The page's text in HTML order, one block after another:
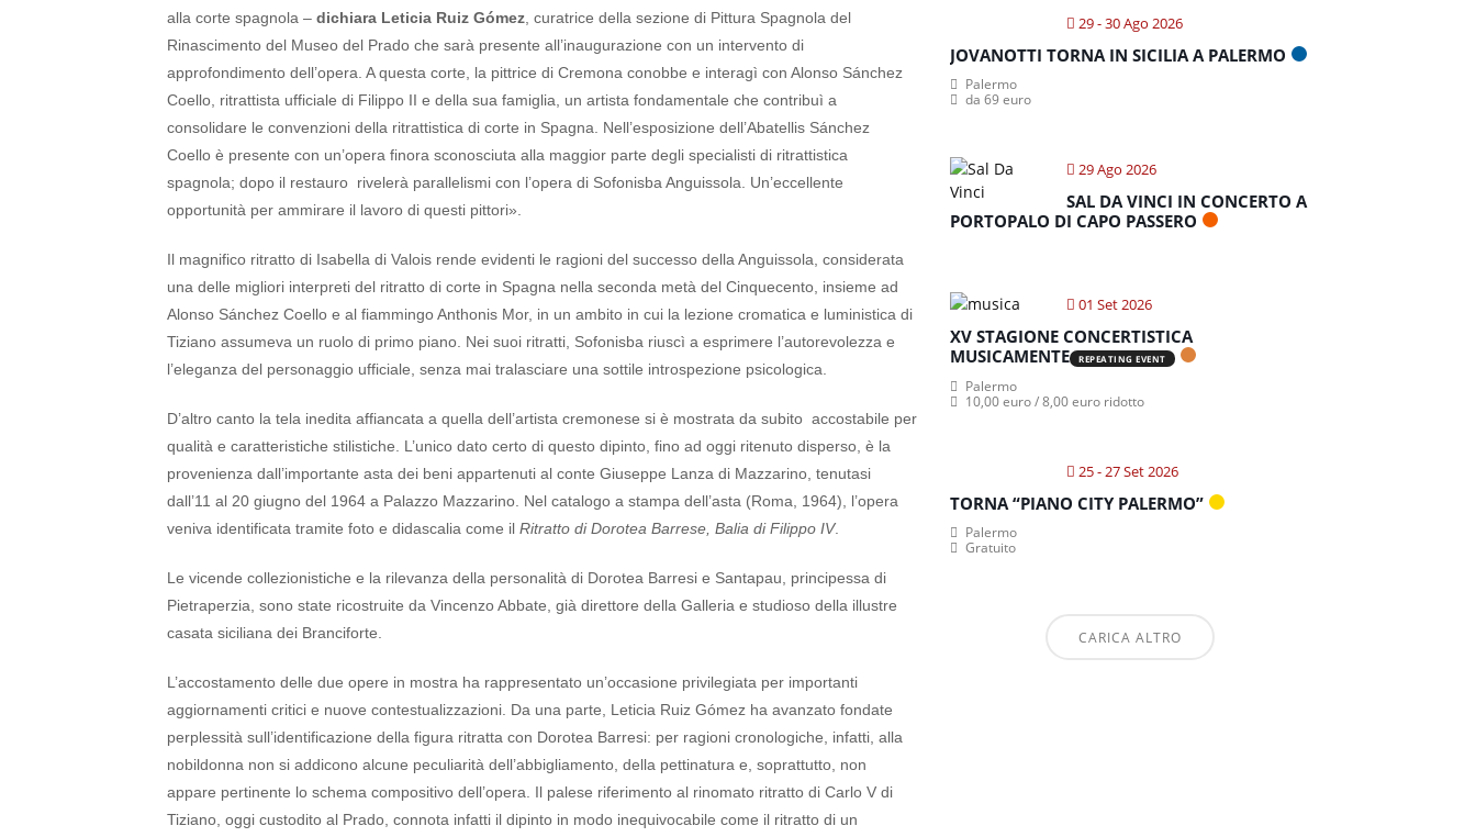
alla corte spagnola – dichiara Leticia Ruiz Gómez , curatrice della sezione di Pittura Spagnola del
Rinascimento del Museo del Prado che sarà presente all’inaugurazione con un intervento di
approfondimento dell’opera. A questa corte, la pittrice di Cremona conobbe e interagì con Alonso Sánchez
Coello, ritrattista ufficiale di Filippo II e della sua famiglia, un artista fondamentale che contribuì a
consolidare le convenzioni della ritrattistica di corte in Spagna. Nell’esposizione dell’Abatellis Sánchez
Coello è presente con un’opera finora sconosciuta alla maggior parte degli specialisti di ritrattistica
spagnola; dopo il restauro rivelerà parallelismi con l’opera di Sofonisba Anguissola. Un’eccellente
opportunità per ammirare il lavoro di questi pittori».
Il magnifico ritratto di Isabella di Valois rende evidenti le ragioni del successo della Anguissola, considerata
una delle migliori interpreti del ritratto di corte in Spagna nella seconda metà del Cinquecento, insieme ad
Alonso Sánchez Coello e al fiammingo Anthonis Mor, in un ambito in cui la lezione cromatica e luministica di
Tiziano assumeva un ruolo di primo piano. Nei suoi ritratti, Sofonisba riuscì a esprimere l’autorevolezza e
l’eleganza del personaggio ufficiale, senza mai tralasciare una sottile introspezione psicologica.
D’altro canto la tela inedita affiancata a quella dell’artista cremonese si è mostrata da subito accostabile per
qualità e caratteristiche stilistiche. L’unico dato certo di questo dipinto, fino ad oggi ritenuto disperso, è la
provenienza dall’importante asta dei beni appartenuti al conte Giuseppe Lanza di Mazzarino, tenutasi
dall’11 al 20 giugno del 1964 a Palazzo Mazzarino. Nel catalogo a stampa dell’asta (Roma, 1964), l’opera
veniva identificata tramite foto e didascalia come il Ritratto di Dorotea Barrese, Balia di Filippo IV.
Le vicende collezionistiche e la rilevanza della personalità di Dorotea Barresi e Santapau, principessa di
Pietraperzia, sono state ricostruite da Vincenzo Abbate, già direttore della Galleria e studioso della illustre
casata siciliana dei Branciforte.
L’accostamento delle due opere in mostra ha rappresentato un’occasione privilegiata per importanti
aggiornamenti critici e nuove contestualizzazioni. Da una parte, Leticia Ruiz Gómez ha avanzato fondate
perplessità sull’identificazione della figura ritratta con Dorotea Barresi: per ragioni cronologiche, infatti, alla
nobildonna non si addicono alcune peculiarità dell’abbigliamento, della pettinatura e, soprattutto, non
appare pertinente lo schema compositivo dell’opera. Il palese riferimento al rinomato ritratto di Carlo V di
Tiziano, oggi custodito al Prado, connota infatti il dipinto in modo inequivocabile come il ritratto di un
29 - 30 Ago 2026
JOVANOTTI TORNA IN SICILIA A PALERMO
Palermo
da 69 euro
29 Ago 2026
SAL DA VINCI IN CONCERTO A
PORTOPALO DI CAPO PASSERO
01 Set 2026
XV STAGIONE CONCERTISTICA
MUSICAMENTE
REPEATING EVENT
Palermo
10,00 euro / 8,00 euro ridotto
25 - 27 Set 2026
TORNA “PIANO CITY PALERMO”
Palermo
Gratuito
CARICA ALTRO